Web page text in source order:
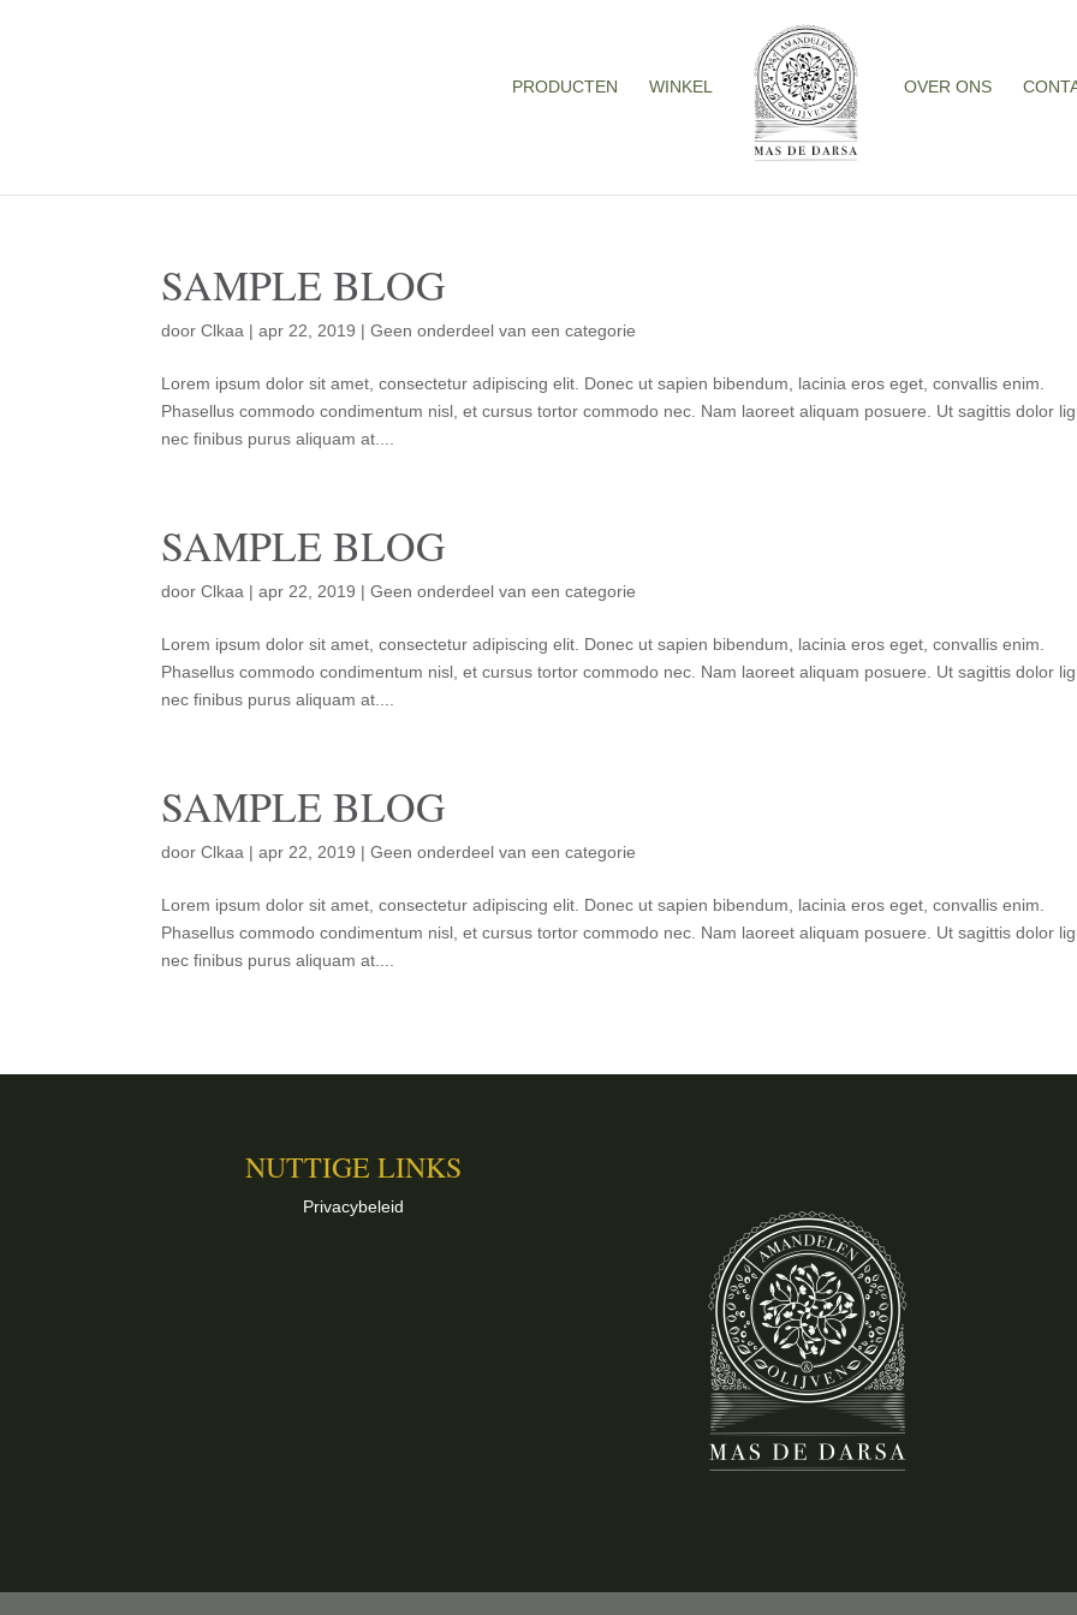
PRODUCTEN WINKEL OVER ONS
SAMPLE BLOG
doorClkaa |apr 22, 2019 |Geen onderdeel van een categorie
Lorem ipsum dolor sit amet, consectetur adipiscing elit. Donec ut sapien bibendum, lacinia eros eget, convallis enim.
Phasellus commodo condimentum nisl, et cursus tortor commodo nec. Nam laoreet aliquam posuere. Ut sagittis dolor
nec finibus purus aliquam at....
SAMPLE BLOG
doorClkaa |apr 22, 2019 |Geen onderdeel van een categorie
Lorem ipsum dolor sit amet, consectetur adipiscing elit. Donec ut sapien bibendum, lacinia eros eget, convallis enim.
Phasellus commodo condimentum nisl, et cursus tortor commodo nec. Nam laoreet aliquam posuere. Ut sagittis dolor
nec finibus purus aliquam at....
SAMPLE BLOG
doorClkaa |apr 22, 2019 |Geen onderdeel van een categorie
Lorem ipsum dolor sit amet, consectetur adipiscing elit. Donec ut sapien bibendum, lacinia eros eget, convallis enim.
Phasellus commodo condimentum nisl, et cursus tortor commodo nec. Nam laoreet aliquam posuere. Ut sagittis dolor
nec finibus purus aliquam at....
NUTTIGE LINKS
Privacybeleid